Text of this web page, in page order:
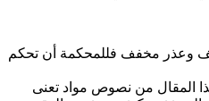
وعذر مخفف فللمحكمة أن تحكم
هذا المقال من نصوص مواد تعنى